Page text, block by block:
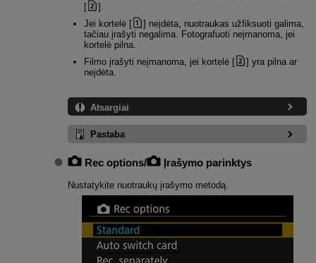
[
].
Jei kortelė [
] neįdėta, nuotraukas užfiksuoti galima,
tačiau įrašyti negalima. Fotografuoti neįmanoma, jei
kortelė pilna.
Filmo įrašyti neįmanoma, jei kortelė [
] yra pilna ar
neįdėta.
Atsargiai
Pastaba
Rec options/ Įrašymo parinktys
Nustatykite nuotraukų įrašymo metodą.